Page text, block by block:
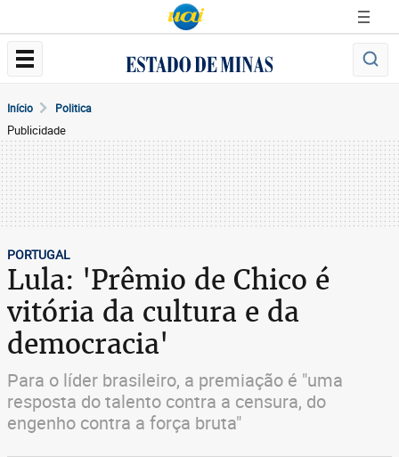
Início Politica
Publicidade
PORTUGAL
Lula: 'Prêmio de Chico é
vitória da cultura e da
democracia'
Para o líder brasileiro, a premiação é "uma
resposta do talento contra a censura, do
engenho contra a força bruta"